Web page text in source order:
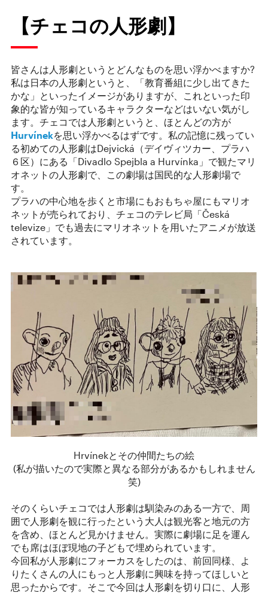
【チェコの人形劇】
皆さんは人形劇というとどんなものを思い浮かべますか?
私は日本の人形劇というと、「教育番組に少し出てきた
かな」といったイメージがありますが、これといった印
象的な皆が知っているキャラクターなどはいない気がし
ます。チェコでは人形劇というと、ほとんどの方が
Hurvínekを思い浮かべるはずです。私の記憶に残ってい
る初めての人形劇はDejvická（デイヴィツカー、プラハ
６区）にある「Divadlo Spejbla a Hurvínka」で観たマリ
オネットの人形劇で、この劇場は国民的な人形劇場で
す。
プラハの中心地を歩くと市場にもおもちゃ屋にもマリオ
ネットが売られており、チェコのテレビ局「Česká
televize」でも過去にマリオネットを用いたアニメが放送
されています。
Hrvínekとその仲間たちの絵
(私が描いたので実際と異なる部分があるかもしれません
笑)
そのくらいチェコでは人形劇は馴染みのある一方で、周
囲で人形劇を観に行ったという大人は観光客と地元の方
を含め、ほとんど見かけません。実際に劇場に足を運ん
でも席はほぼ現地の子どもで埋められています。
今回私が人形劇にフォーカスをしたのは、前回同様、よ
りたくさんの人にもっと人形劇に興味を持ってほしいと
思ったからです。そこで今回は人形劇を切り口に、人形